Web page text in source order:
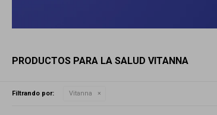
PRODUCTOS PARA LA SALUD VITANNA
Filtrando por: Vitanna